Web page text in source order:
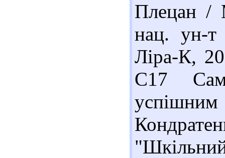
Плецан /
нац. ун-
Ліра-К,
С17